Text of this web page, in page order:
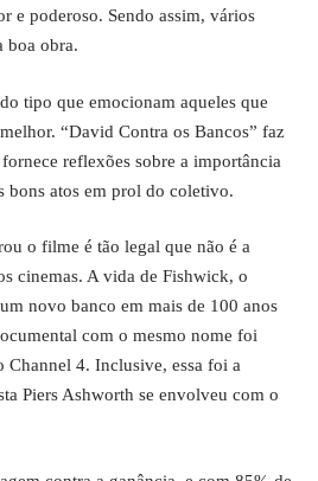
e poderoso. Sendo assim, vários
boa obra.
tipo que emocionam aqueles que
“David Contra os Bancos” faz
reflexões sobre a importância
bons atos em prol do coletivo.
o filme é tão legal que não é a
cinemas. A vida de Fishwick, o
novo banco em mais de 100 anos
com o mesmo nome foi
Channel 4. Inclusive, essa foi a
Piers Ashworth se envolveu com o